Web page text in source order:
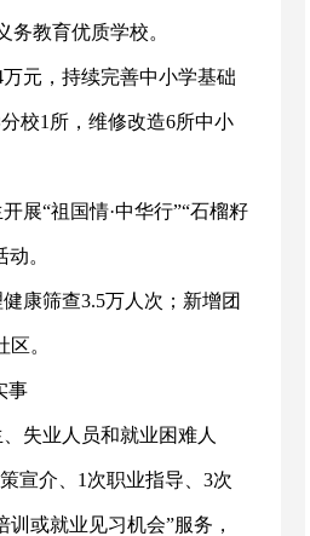
务教育优质学校。
万元，持续完善中小学基础
校1所，维修改造6所中小
展“祖国情·中华行”“石榴籽
。
康筛查3.5万人次；新增团
。
事
失业人员和就业困难人
宣介、1次职业指导、3次
或就业见习机会”服务，